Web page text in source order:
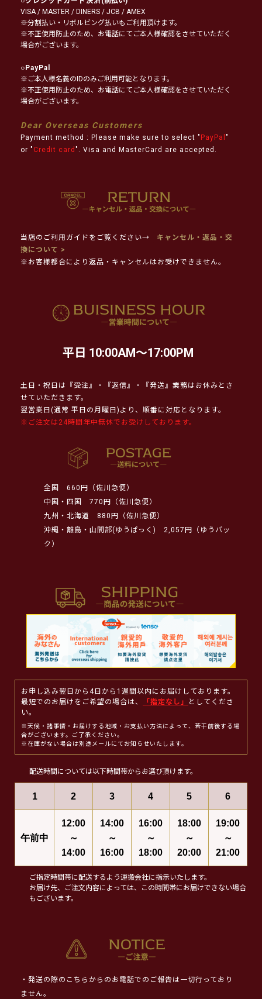
VISA / MASTER / DINERS / JCB / AMEX
※分割払い・リボルビング払いもご利用頂けます。
※不正使用防止のため、お電話にてご本人様確認をさせていただく
場合がございます。
○PayPal
※ご本人様名義のIDのみご利用可能となります。
※不正使用防止のため、お電話にてご本人様確認をさせていただく
場合がございます。
Dear Overseas Customers
Payment method : Please make sure to select " PayPal "
or " Credit card ". Visa and MasterCard are accepted.
当店のご利用ガイドをご覧ください→
キャンセル・返品・交
換について >
※お客様都合により返品・キャンセルはお受けできません。
平日 10:00AM～17:00PM
土日・祝日は『受注』・『返信』・『発送』業務はお休みとさ
せていただきます。
翌営業日(通常 平日の月曜日)より、順番に対応となります。
※ご注文は24時間年中無休でお受けしております。
全国
660円（佐川急便）
中国・四国
770円（佐川急便）
九州・北海道
880円（佐川急便）
沖縄・離島・山間部(ゆうぱっく)
2,057円（ゆうパッ
ク）
お申し込み翌日から4日から1週間以内にお届けしております。
最短でのお届けをご希望の場合は、
「指定なし」
としてくださ
い。
※天候・諸事情・お届けする地域・お支払い方法によって、若干前後する場
合がございます。ご了承ください。
※在庫がない場合は別途メールにてお知らせいたします。
配送時間については以下時間帯からお選び頂けます。
1 2 3 4 5 6
午前中
12:00
～
14:00
14:00
～
16:00
16:00
～
18:00
18:00
～
20:00
19:00
～
21:00
ご指定時間帯に配送するよう運搬会社に指示いたします。
お届け先、ご注文内容によっては、この時間帯にお届けできない場合
もございます。
・発送の際のこちらからのお電話でのご報告は一切行っており
ません。